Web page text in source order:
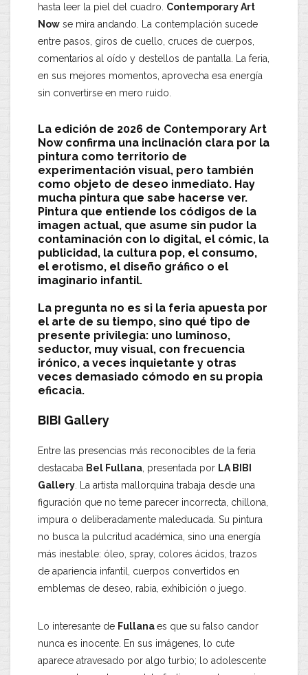
hasta leer la piel del cuadro. Contemporary Art
Now se mira andando. La contemplación sucede
entre pasos, giros de cuello, cruces de cuerpos,
comentarios al oído y destellos de pantalla. La feria,
en sus mejores momentos, aprovecha esa energía
sin convertirse en mero ruido.
La edición de 2026 de Contemporary Art
Nowconfirma una inclinación clara por la
pintura como territorio de
experimentación visual, pero también
como objeto de deseo inmediato. Hay
mucha pintura que sabe hacerse ver.
Pintura que entiende los códigos de la
imagen actual, que asume sin pudor la
contaminación con lo digital, el cómic, la
publicidad, la cultura pop, el consumo,
el erotismo, el diseño gráfico o el
imaginario infantil.
La pregunta no es si la feria apuesta por
el arte de su tiempo, sino qué tipo de
presente privilegia: uno luminoso,
seductor, muy visual, con frecuencia
irónico, a veces inquietante y otras
veces demasiado cómodo en su propia
eficacia.
BIBI Gallery
Entre las presencias más reconocibles de la feria
destacaba Bel Fullana , presentada por LA BIBI
Gallery . La artista mallorquina trabaja desde una
figuración que no teme parecer incorrecta, chillona,
impura o deliberadamente maleducada. Su pintura
no busca la pulcritud académica, sino una energía
más inestable: óleo, spray, colores ácidos, trazos
de apariencia infantil, cuerpos convertidos en
emblemas de deseo, rabia, exhibición o juego.
Lo interesante de Fullanaes que su falso candor
nunca es inocente. En sus imágenes, lo cute
aparece atravesado por algo turbio; lo adolescente